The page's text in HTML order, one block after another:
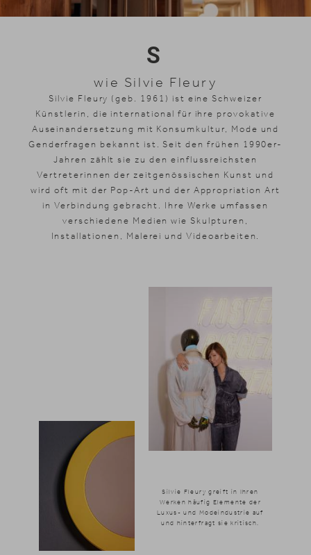
Skifahren
S
wie Silvie Fleury
Silvie Fleury (geb. 1961) ist eine Schweizer
Künstlerin, die international für ihre provokative
Auseinandersetzung mit Konsumkultur, Mode und
Genderfragen bekannt ist. Seit den frühen 1990er-
Jahren zählt sie zu den einflussreichsten
Vertreterinnen der zeitgenössischen Kunst und
wird oft mit der Pop-Art und der Appropriation Art
in Verbindung gebracht. Ihre Werke umfassen
verschiedene Medien wie Skulpturen,
Installationen, Malerei und Videoarbeiten.
Silvie Fleury greift in Ihren
Werken häufig Elemente der
Luxus- und Modeindustrie auf
und hinterfragt sie kritisch.